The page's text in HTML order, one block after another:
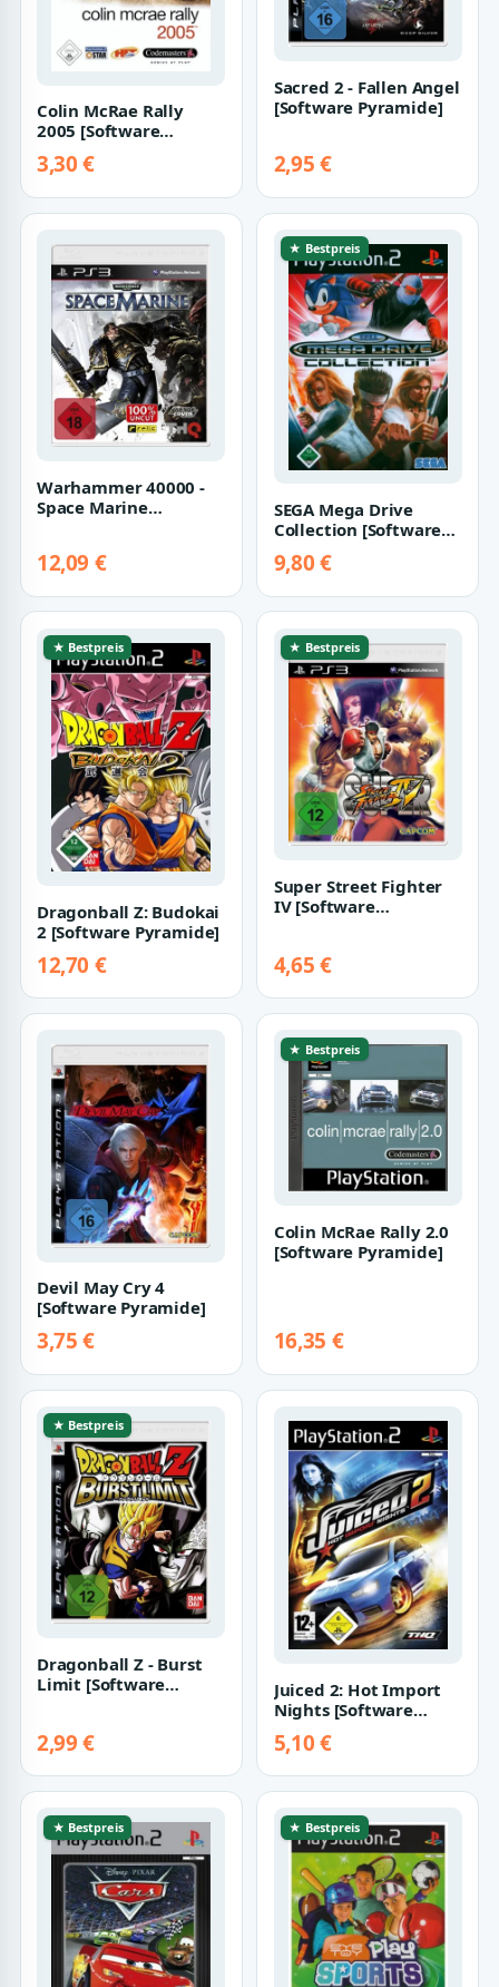
Colin McRae Rally
2005 [Software
Pyramide]
3,30 €
Sacred 2 - Fallen Angel
[Software Pyramide]
2,95 €
Warhammer 40000 -
Space Marine
12,09 €
★ Bestpreis
SEGA Mega Drive
Collection [Software
9,80 €
★ Bestpreis
Dragonball Z: Budokai
2 [Software Pyramide]
12,70 €
★ Bestpreis
Super Street Fighter
IV [Software
4,65 €
Devil May Cry 4
[Software Pyramide]
3,75 €
★ Bestpreis
Colin McRae Rally 2.0
[Software Pyramide]
16,35 €
★ Bestpreis
Dragonball Z - Burst
Limit [Software
2,99 €
Juiced 2: Hot Import
Nights [Software
5,10 €
★ Bestpreis ★ Bestpreis